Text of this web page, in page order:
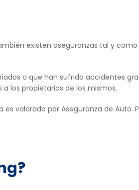
existen aseguranzas tal y como
o que han sufrido accidentes
los propietarios de los mismos.
valorado por Aseguranza de Auto.